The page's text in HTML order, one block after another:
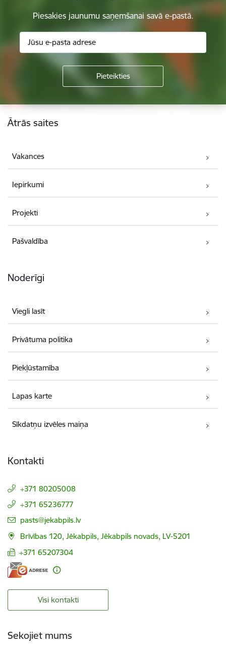
Piesakies jaunumu saņemšanai savā e-pastā.
Kājene
Ātrās saites
Vakances
Iepirkumi
Projekti
Pašvaldība
Noderīgi
Viegli lasīt
Privātuma politika
Piekļūstamība
Lapas karte
Sīkdatņu izvēles maiņa
Kontakti
+371 80205008
+371 65236777
E-pasts:
pasts@jekabpils.lv
Brīvības 120, Jēkabpils, Jēkabpils novads, LV-5201
+371 65207304
Visi kontakti
Sekojiet mums